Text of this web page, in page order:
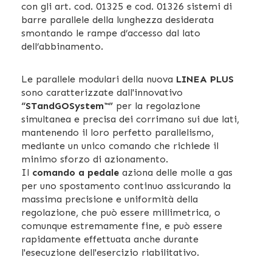
con gli art. cod. 01325 e cod. 01326 sistemi di
barre parallele della lunghezza desiderata
smontando le rampe d’accesso dal lato
dell’abbinamento.
Le parallele modulari della nuova LINEA PLUS
sono caratterizzate dall'innovativo
“STandGOSystem™” per la regolazione
simultanea e precisa dei corrimano sui due lati,
mantenendo il loro perfetto parallelismo,
mediante un unico comando che richiede il
minimo sforzo di azionamento.
Il comando a pedale aziona delle molle a gas
per uno spostamento continuo assicurando la
massima precisione e uniformità della
regolazione, che può essere millimetrica, o
comunque estremamente fine, e può essere
rapidamente effettuata anche durante
l'esecuzione dell'esercizio riabilitativo.